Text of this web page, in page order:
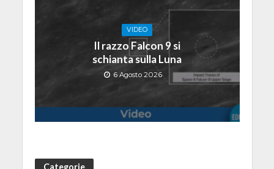
VIDEO
Il razzo Falcon 9 si
schianta sulla Luna
6 Agosto 2026